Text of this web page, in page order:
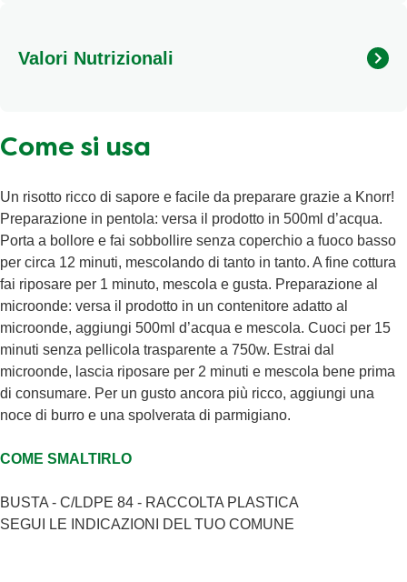
extravergine d'oliva, farina di GRANO tenero, proteine del
Valori Nutrizionali
Grassi Totali
Sale
0,8g
Carboidrati
24 g
Zuccheri
0,7g
Proteine
3,0g
Come si usa
Un risotto ricco di sapore e facile da preparare grazie a Knorr!
Preparazione in pentola: versa il prodotto in 500ml d’acqua.
Porta a bollore e fai sobbollire senza coperchio a fuoco basso
per circa 12 minuti, mescolando di tanto in tanto. A fine cottura
fai riposare per 1 minuto, mescola e gusta. Preparazione al
microonde: versa il prodotto in un contenitore adatto al
microonde, aggiungi 500ml d’acqua e mescola. Cuoci per 15
minuti senza pellicola trasparente a 750w. Estrai dal
microonde, lascia riposare per 2 minuti e mescola bene prima
di consumare. Per un gusto ancora più ricco, aggiungi una
noce di burro e una spolverata di parmigiano.
COME SMALTIRLO
BUSTA - C/LDPE 84 - RACCOLTA PLASTICA
SEGUI LE INDICAZIONI DEL TUO COMUNE